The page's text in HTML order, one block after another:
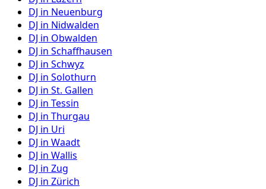
DJ in Neuenburg
DJ in Nidwalden
DJ in Obwalden
DJ in Schaffhausen
DJ in Schwyz
DJ in Solothurn
DJ in St. Gallen
DJ in Tessin
DJ in Thurgau
DJ in Uri
DJ in Waadt
DJ in Wallis
DJ in Zug
DJ in Zürich